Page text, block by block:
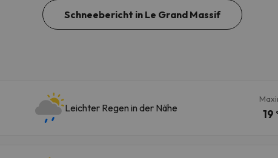
Schneebericht in Le Grand Massif
Leichter Regen in der Nähe
19